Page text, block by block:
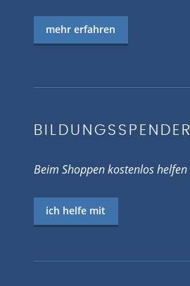
mehr erfahren
BILDUNGSSPENDER
Beim Shoppen kostenlos helfen
ich helfe mit